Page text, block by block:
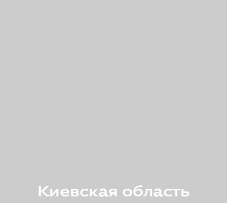
Киевская область